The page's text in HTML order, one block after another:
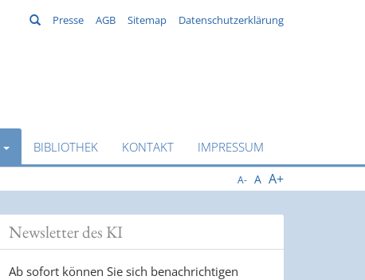
Suchen
Presse AGB Sitemap Datenschutzerklärung
BIBLIOTHEK KONTAKT IMPRESSUM
A- A A+
Newsletter des KI
Ab sofort können Sie sich benachrichtigen